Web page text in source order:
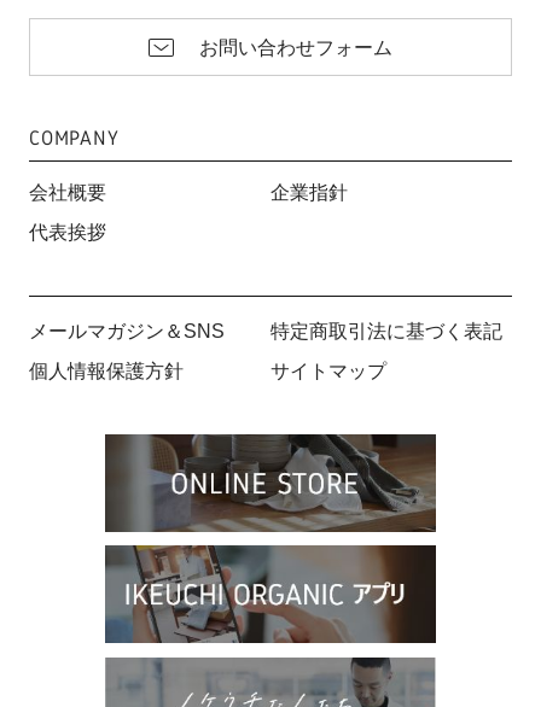
お問い合わせフォーム
COMPANY
会社概要
企業指針
代表挨拶
メールマガジン＆SNS
特定商取引法に基づく表記
個人情報保護方針
サイトマップ